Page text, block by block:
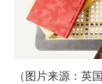
（图片来源：英